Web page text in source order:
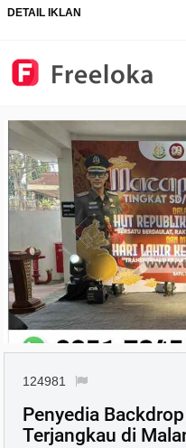
DETAIL IKLAN
124981
Penyedia
Terjangkau di